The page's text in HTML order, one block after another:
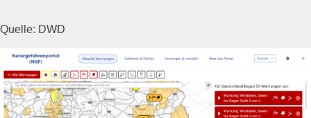
Quelle: DWD